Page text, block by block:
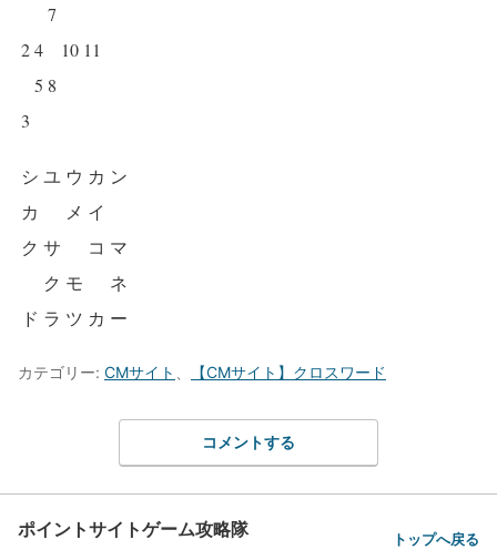
7
24 10 11
5 8
3
シ ユ ウ カ ン
カ
メ イ
ク サ コ マ
ク モ
ネ
ド ラ ツ カ ー
カテゴリー: CMサイト 【CMサイト】クロスワード
コメントする
ポイントサイトゲーム攻略隊 トップへ戻る